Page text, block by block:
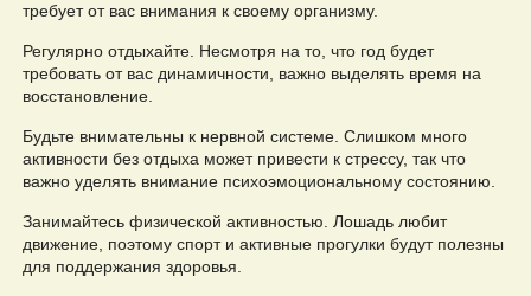
требует от вас внимания к своему организму.
Регулярно отдыхайте. Несмотря на то, что год будет
требовать от вас динамичности, важно выделять время на
восстановление.
Будьте внимательны к нервной системе. Слишком много
активности без отдыха может привести к стрессу, так что
важно уделять внимание психоэмоциональному состоянию.
Занимайтесь физической активностью. Лошадь любит
движение, поэтому спорт и активные прогулки будут полезны
для поддержания здоровья.